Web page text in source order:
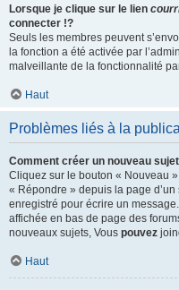
Lorsque je clique sur le lien
connecter !?
Seuls les membres peuvent
la fonction a été activée par
malveillante de la fonctionnalité
Haut
Problèmes liés à la
Comment créer un nouveau
Cliquez sur le bouton « Nouveau
« Répondre » depuis la page
enregistré pour écrire un
affichée en bas de page des
nouveaux sujets, Vous pouvez
Haut